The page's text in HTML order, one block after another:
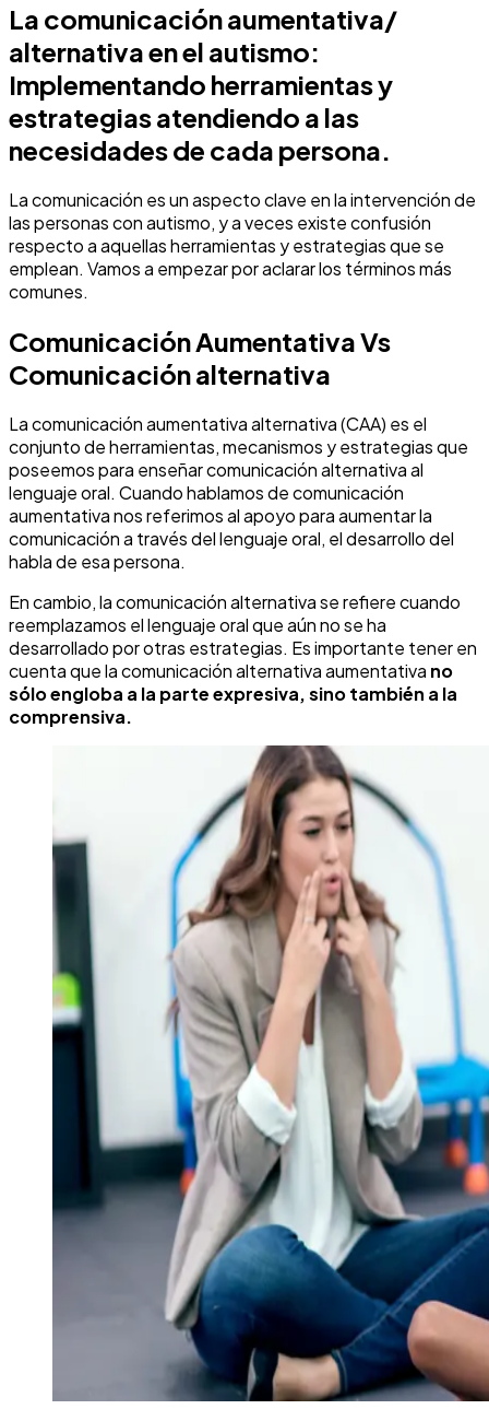
La comunicación aumentativa/
alternativa en el autismo:
Implementando herramientas y
estrategias atendiendo a las
necesidades de cada persona.
La comunicación es un aspecto clave en la intervención de
las personas con autismo, y a veces existe confusión
respecto a aquellas herramientas y estrategias que se
emplean. Vamos a empezar por aclarar los términos más
comunes.
Comunicación Aumentativa Vs
Comunicación alternativa
La comunicación aumentativa alternativa (CAA) es el
conjunto de herramientas, mecanismos y estrategias que
poseemos para enseñar comunicación alternativa al
lenguaje oral. Cuando hablamos de comunicación
aumentativa nos referimos al apoyo para aumentar la
comunicación a través del lenguaje oral, el desarrollo del
habla de esa persona.
En cambio, la comunicación alternativa se refiere cuando
reemplazamos el lenguaje oral que aún no se ha
desarrollado por otras estrategias. Es importante tener en
cuenta que la comunicación alternativa aumentativa no
sólo engloba a la parte expresiva, sino también a la
comprensiva.